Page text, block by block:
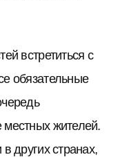
встретиться с
обязательные
местных жителей.
других странах,